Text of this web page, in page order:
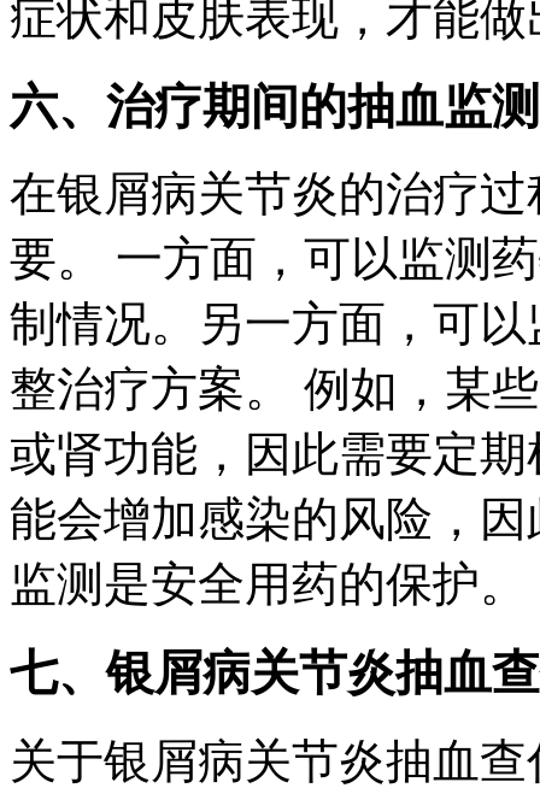
症状和皮肤表现，才能
六、治疗期间的抽血监测
在银屑病关节炎的治疗
要。 一方面，可以监测
制情况。另一方面，可
整治疗方案。 例如，某
或肾功能，因此需要定
能会增加感染的风险，
监测是安全用药的保护。
七、银屑病关节炎抽血
关于银屑病关节炎抽血